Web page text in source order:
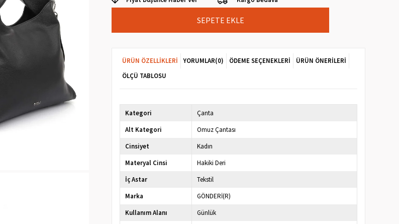
ÜRÜN ÖZELLIKLERI YORUMLAR(0) ÖDEME SEÇENEKLERI
ÜRÜN ÖNERILERI
ÖLÇÜ TABLOSU
Kategori
Çanta
Alt Kategori
Omuz Çantası
Cinsiyet
Kadın
Materyal Cinsi
Hakiki Deri
İç Astar
Tekstil
Marka
GÖNDERİ(R)
Kullanım Alanı
Günlük